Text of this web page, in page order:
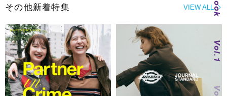
Look
Vol.1
VIEW ALL
その他新着特集